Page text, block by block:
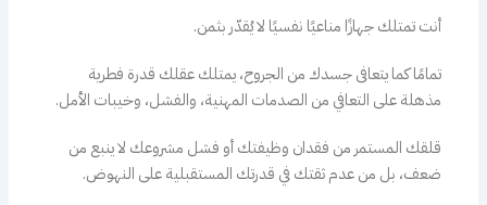
أنت تمتلك جهازًا مناعيًا نفسيًا لا يُقدّر بثمن.
تمامًا كما يتعافى جسدك من الجروح، يمتلك عقلك قدرة فطرية
مذهلة على التعافي من الصدمات المهنية، والفشل، وخيبات الأمل.
قلقك المستمر من فقدان وظيفتك أو فشل مشروعك لا ينبع من
ضعف، بل من عدم ثقتك في قدرتك المستقبلية على النهوض.